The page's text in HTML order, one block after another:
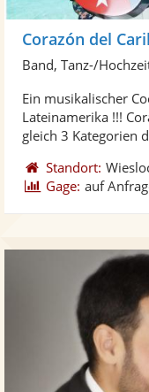
Band, Tanz-/
Ein musikalischer
Lateinamerika !!!
gleich 3 Kategorien
Standort:
Gage: auf